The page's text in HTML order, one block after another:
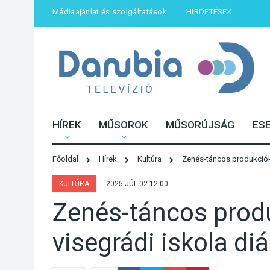
Médiaajánlat és szolgáltatások HIRDETÉSEK
HÍREK MŰSOROK MŰSORÚJSÁG
Főoldal Hírek Kultúra Zenés-táncos
KULTÚRA 2025 JÚL 02 12:00
Zenés-táncos
visegrádi iskola